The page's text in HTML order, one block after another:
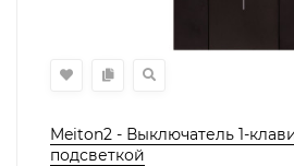
Meiton2 - Выключатель 1-
подсветкой